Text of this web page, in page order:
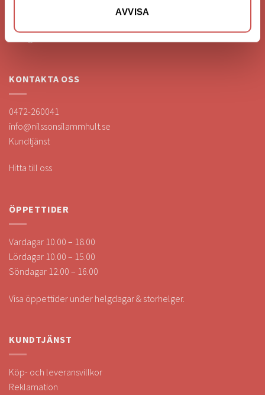
AVVISA
KONTAKTA OSS
0472-260041
info@nilssonsilammhult.se
Kundtjänst
Hitta till oss
ÖPPETTIDER
Vardagar 10.00 – 18.00
Lördagar 10.00 – 15.00
Söndagar 12.00 – 16.00
Visa öppettider under helgdagar & storhelger.
KUNDTJÄNST
Köp- och leveransvillkor
Reklamation